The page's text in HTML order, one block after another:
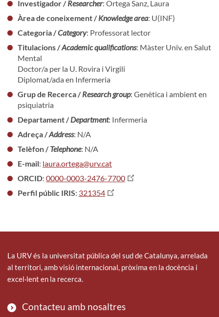
Investigador /Researcher: Ortega Sanz, Laura
Àrea de coneixement /Knowledge area: U(INF)
Categoria /Category: Professorat lector
Titulacions /Academic qualifications: Màster Univ. en Salut
Mental
Doctor/a per la U. Rovira i Virgili
Diplomat/ada en Infermeria
Grup de Recerca /Research group: Genètica i ambient en
psiquiatria
Departament /Department: Infermeria
Adreça /Address: N/A
Telèfon /Telephone: N/A
E-mail: laura.ortega@urv.cat
ORCID: 0000-0003-2476-7700
Perfil públic IRIS: 321354
La URV és la universitat pública del sud de Catalunya, arrelada
al territori, amb visió internacional, pròxima en la docència i
excel·lent en la recerca.
Contacteu amb nosaltres